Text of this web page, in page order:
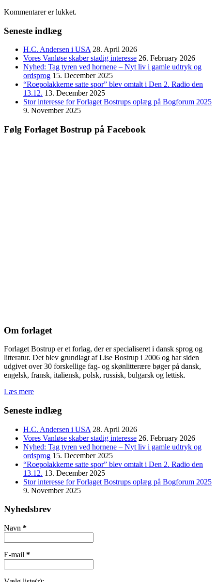
Kommentarer er lukket.
Seneste indlæg
H.C. Andersen i USA 28. April 2026
Vores Vanløse skaber stadig interesse 26. February 2026
Nyhed: Tag tyren ved hornene – Nyt liv i gamle udtryk og
ordsprog 15. December 2025
“Roepolakkerne satte spor” blev omtalt i Den 2. Radio den
13.12. 13. December 2025
Stor interesse for Forlaget Bostrups oplæg på Bogforum 2025
9. November 2025
Følg Forlaget Bostrup på Facebook
Om forlaget
Forlaget Bostrup er et forlag, der er specialiseret i dansk sprog og
litteratur. Det blev grundlagt af Lise Bostrup i 2006 og har siden
udgivet over 30 forskellige fag- og skønlitterære bøger på dansk,
engelsk, fransk, italiensk, polsk, russisk, bulgarsk og lettisk.
Læs mere
Seneste indlæg
H.C. Andersen i USA 28. April 2026
Vores Vanløse skaber stadig interesse 26. February 2026
Nyhed: Tag tyren ved hornene – Nyt liv i gamle udtryk og
ordsprog 15. December 2025
“Roepolakkerne satte spor” blev omtalt i Den 2. Radio den
13.12. 13. December 2025
Stor interesse for Forlaget Bostrups oplæg på Bogforum 2025
9. November 2025
Nyhedsbrev
Navn *
E-mail *